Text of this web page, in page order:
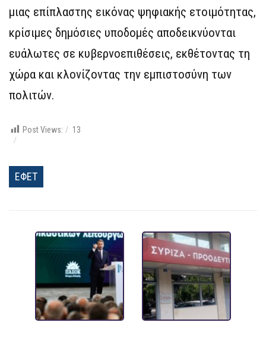
μιας επίπλαστης εικόνας ψηφιακής ετοιμότητας,
κρίσιμες δημόσιες υποδομές αποδεικνύονται
ευάλωτες σε κυβερνοεπιθέσεις, εκθέτοντας τη
χώρα και κλονίζοντας την εμπιστοσύνη των
πολιτών.
Post Views: 13
ΕΦΕΤ